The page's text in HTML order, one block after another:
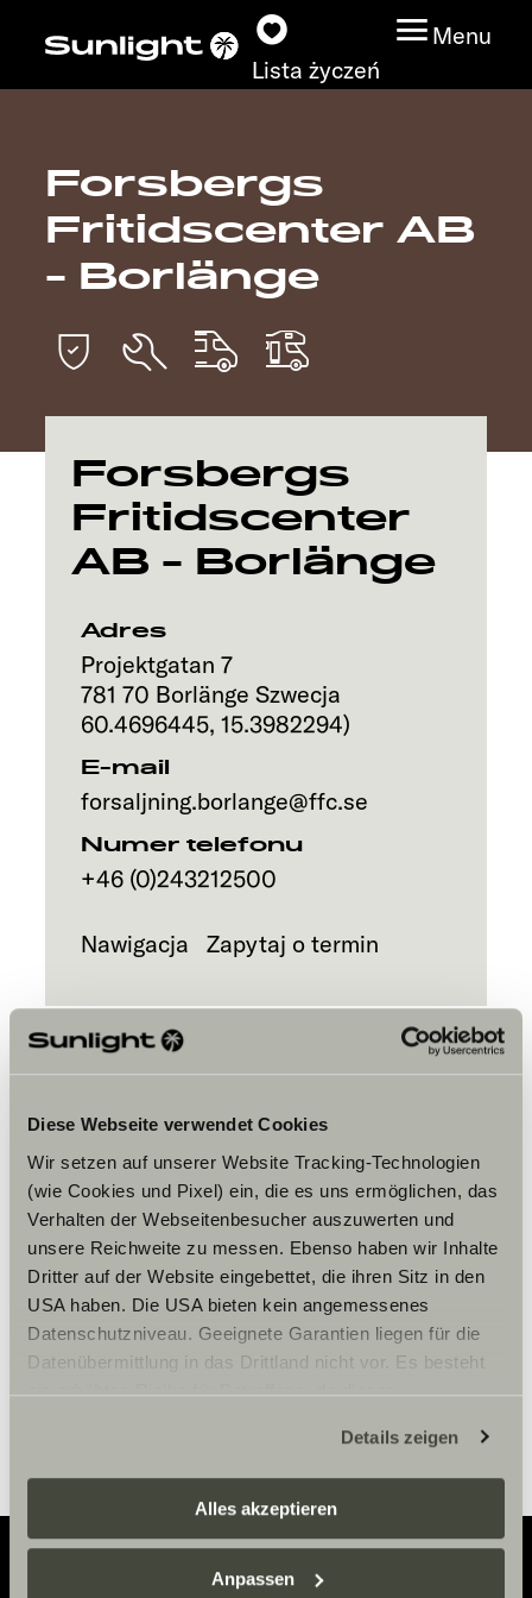
Diese Webseite verwendet Cookies
Wir setzen auf unserer Website Tracking-Technologien
(wie Cookies und Pixel) ein, die es uns ermöglichen, das
Verhalten der Webseitenbesucher auszuwerten und
unsere Reichweite zu messen. Ebenso haben wir Inhalte
Dritter auf der Website eingebettet, die ihren Sitz in den
USA haben. Die USA bieten kein angemessenes
Datenschutzniveau. Geeignete Garantien liegen für die
Datenübermittlung in das Drittland nicht vor. Es besteht
ein erhöhtes Risiko für Betroffene, da diesen
zustehen. Eingesetzte Dienstleister können Daten für
eigene Zwecke verarbeiten und mit anderen Daten
zusammenführen. Weitere Informationen finden Sie hier:
Datenschutzerklärung
einzelne Cookies/Dienste in den Einstellungen aus,
Details zeigen
Alles akzeptieren
Anpassen
Lista życzeń
Menu
Modele
Wyszukiwarka
pojazdów
Wyszukiwanie
Badać
Praca
Forsbergs
Fritidscenter AB
- Borlänge
Forsbergs
Fritidscenter
AB - Borlänge
Adres
Projektgatan 7
781 70 Borlänge Szwecja
60.4696445, 15.3982294)
E-mail
forsaljning.borlange@ffc.se
Numer telefonu
+46 (0)243212500
Nawigacja Zapytaj o termin
Zaakceptuj marketingowe pliki
cookie, aby zobaczyć treści.
Ustawienia plików cookie